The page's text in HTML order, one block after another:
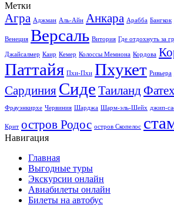
Метки
Агра Аджман Аль-Айн Анкара Арабба Бангкок
Венеция Версаль Витория Где отдохнуть за
Джайсалмер Каир Кемер Колоссы Мемнона Кордова
Паттайя Пхи-Пхи Пхукет Ривьера
Сардиния Сиде Таиланд
Фрауэнкирхе Червиния Шарджа Шарм-эль-Шейх джип-
Крит остров Родос остров Скопелос
Навигация
Главная
Выгодные туры
Экскурсии онлайн
Авиабилеты онлайн
Билеты на автобус